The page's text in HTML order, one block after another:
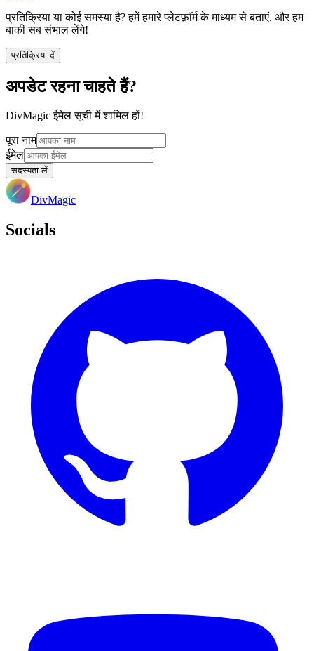
प्रतिक्रिया या कोई समस्या है? हमें हमारे प्लेटफ़ॉर्म के माध्यम से बताएं, और हम
बाकी सब संभाल लेंगे!
प्रतिक्रिया दें
अपडेट रहना चाहते हैं?
DivMagic ईमेल सूची में शामिल हों!
पूरा नाम
ईमेल
सदस्यता लें
DivMagic
Socials